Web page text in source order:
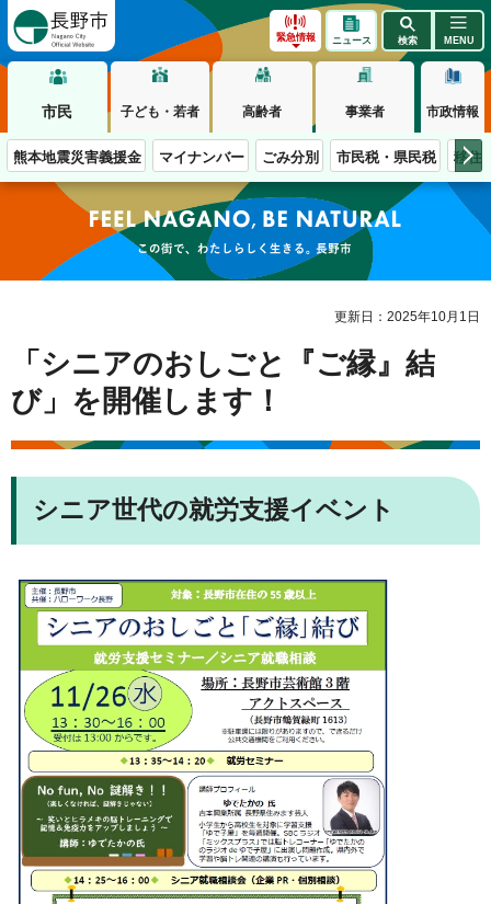
緊急情報 ニュース 検索 MENU
市民 子ども・若者 高齢者 事業者 市政情報
熊本地震災害義援金 マイナンバー ごみ分別 市民税・県民税 移住
この街で、わたしらしく生きる。長野市
更新日：2025年10月1日
「シニアのおしごと『ご縁』結
び」を開催します！
シニア世代の就労支援イベント